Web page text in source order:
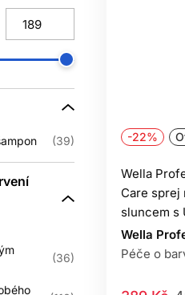
péče může usnadnit
čtěte návod.
může být lehké i bohaté.
horká voda může zvyšovat
frekvenci
šampon může mytí občas
39
36
-22%
Wella
Care sprej
sluncem s
Wella
Péče o